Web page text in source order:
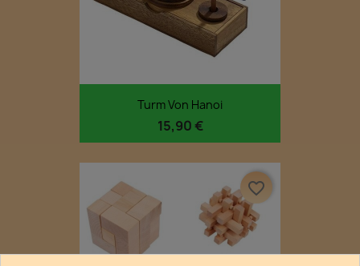
Turm Von Hanoi
15,90 €
favorite_border